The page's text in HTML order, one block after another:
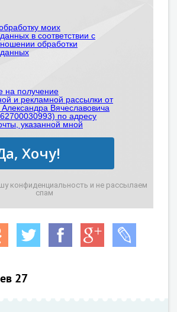
моих
в соответствии с
обработки
на получение
и рекламной рассылки от
Вячеславовича
по адресу
указанной мной
Хочу!
конфиденциальность и не рассылаем
спам
27